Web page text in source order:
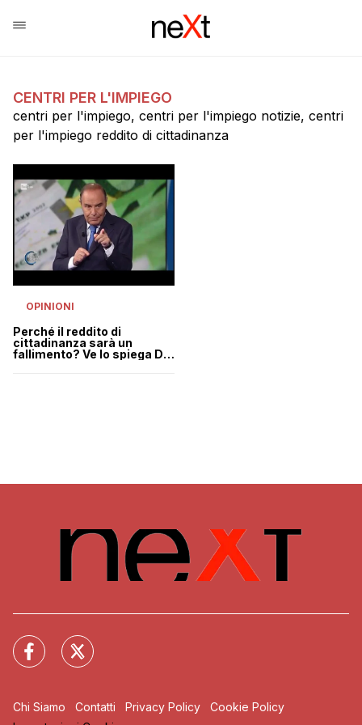
CENTRI PER L'IMPIEGO
centri per l'impiego, centri per l'impiego notizie, centri
per l'impiego reddito di cittadinanza
OPINIONI
Perché il reddito di
cittadinanza sarà un
fallimento? Ve lo spiega Di
Chi Siamo Contatti Privacy Policy
Cookie Policy